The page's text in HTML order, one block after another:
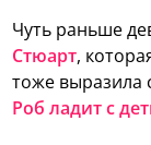
Чуть раньше
Стюарт,
тоже выразила
Роб ладит с